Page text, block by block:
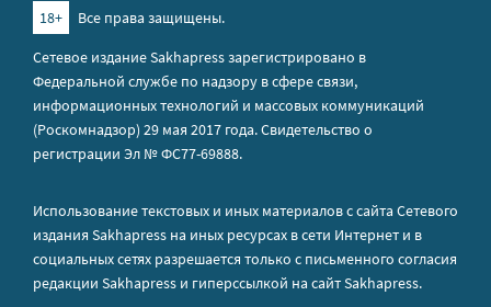
18+
Все права защищены.
Сетевое издание Sakhapress зарегистрировано в
Федеральной службе по надзору в сфере связи,
информационных технологий и массовых коммуникаций
(Роскомнадзор) 29 мая 2017 года. Свидетельство о
регистрации Эл № ФС77-69888.
Использование текстовых и иных материалов с сайта Сетевого
издания Sakhapress на иных ресурсах в сети Интернет и в
социальных сетях разрешается только с письменного согласия
редакции Sakhapress и гиперссылкой на сайт Sakhapress.